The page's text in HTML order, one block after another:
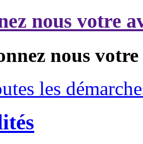
nous votre
nous
les